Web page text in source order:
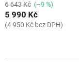
6 643 Kč (–9 %)
5 990 Kč
(4 950 Kč bez DPH)